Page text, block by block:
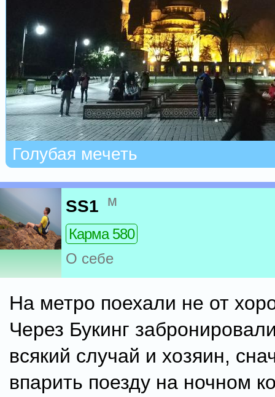
Голубая мечеть
SS1 м
Карма 580
О себе
На метро поехали не от
Через Букинг
всякий случай и хозяин,
впарить поезду на ночном